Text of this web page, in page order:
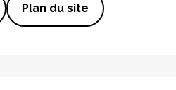
Plan du site